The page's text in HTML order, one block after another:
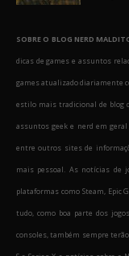
SOBRE O BLOG NERD
dicas de games e assuntos
games atualizado diariamente
estilo mais tradicional de blog
assuntos geek e nerd em geral
entre outros sites de
mais pessoal. As notícias de
plataformas como Steam, Epic
tudo, como boa parte dos
consoles, também sempre